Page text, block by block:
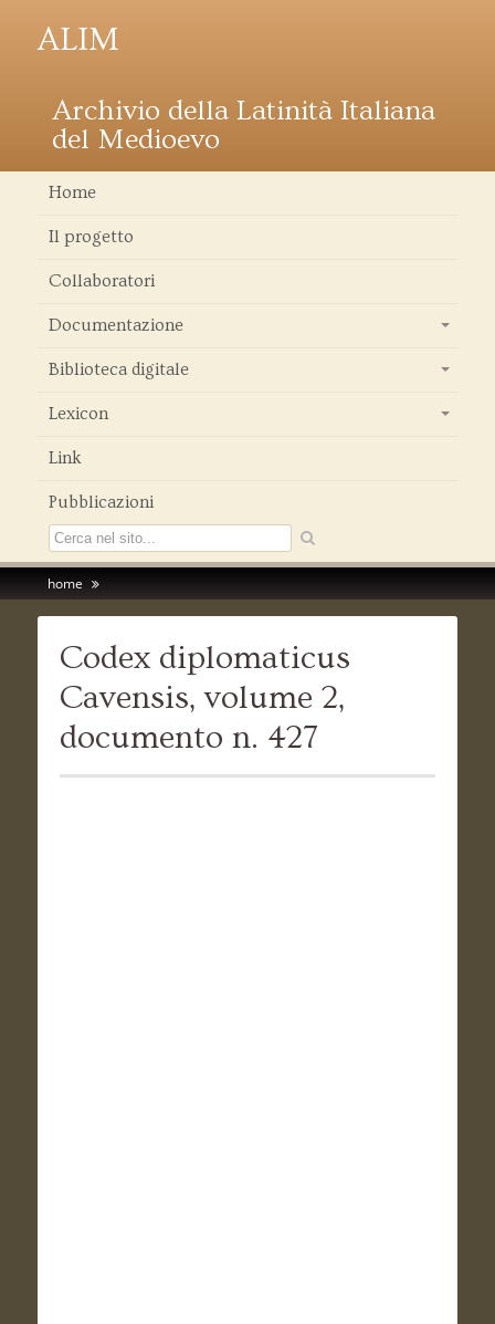
ALIM
Archivio della Latinità Italiana
del Medioevo
Home
Il progetto
Collaboratori
Documentazione
Biblioteca digitale
Lexicon
Link
Pubblicazioni
home
Codex diplomaticus
Cavensis, volume 2,
documento n. 427